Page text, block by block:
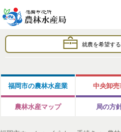
就農を希望す
福岡市の農林水産業 中央卸売
農林水産マップ 局の方